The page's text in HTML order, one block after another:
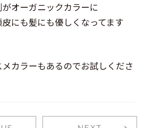
オーガニックカラーに
にも髪にも優しくなってます
カラーもあるのでお試しくださ